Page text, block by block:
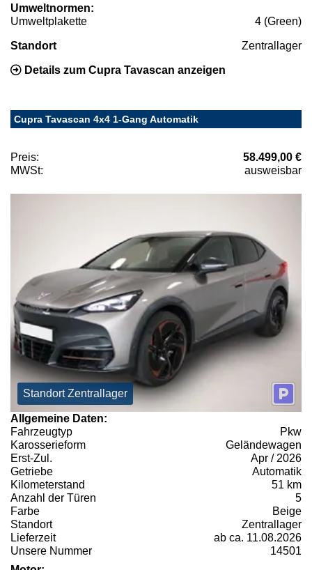
Umweltnormen:
Umweltplakette
4 (Green)
Standort Zentrallager
Details zum Cupra Tavascan anzeigen
Cupra Tavascan 4x4 1-Gang Automatik
Preis:
58.499,00 €
MWSt:
ausweisbar
Standort Zentrallager
Allgemeine Daten:
Fahrzeugtyp
Pkw
Karosserieform
Geländewagen
Erst-Zul.
Apr / 2026
Getriebe
Automatik
Kilometerstand
51 km
Anzahl der Türen
5
Farbe
Beige
Standort
Zentrallager
Lieferzeit
ab ca. 11.08.2026
Unsere Nummer
14501